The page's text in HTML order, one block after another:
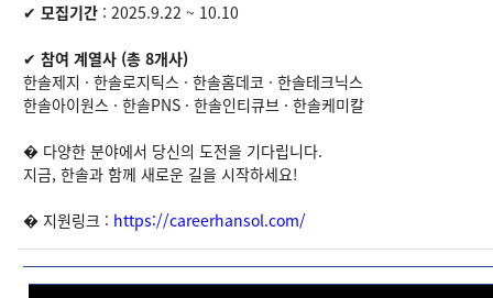
✔모집기간 :2025.9.22 ~ 10.10
✔참여 계열사 (총 8개사)
한솔제지 · 한솔로지틱스 · 한솔홈데코 · 한솔테크닉스
한솔아이원스 · 한솔PNS · 한솔인티큐브 · 한솔케미칼
� 다양한 분야에서 당신의 도전을 기다립니다.
지금, 한솔과 함께 새로운 길을 시작하세요!
� 지원링크 : https://careerhansol.com/